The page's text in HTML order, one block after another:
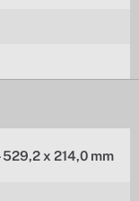
x 214,0 mm